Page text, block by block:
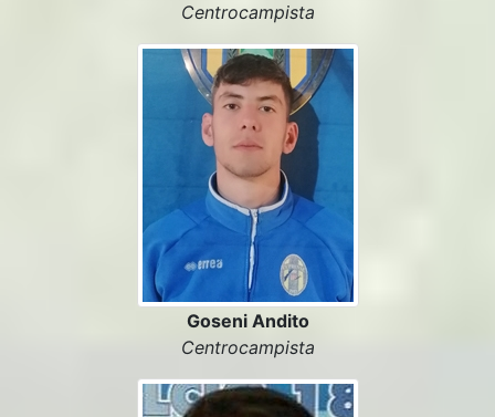
Centrocampista
Goseni Andito
Centrocampista